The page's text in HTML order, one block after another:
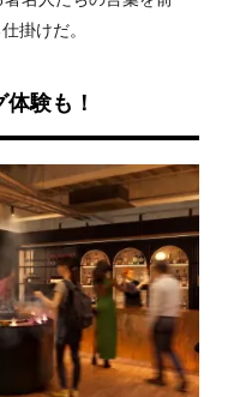
掛けだ。
験も！